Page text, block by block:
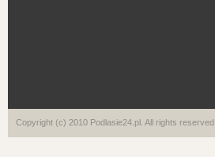
Copyright (c) 2010 Podlasie24.pl. All rights reserved